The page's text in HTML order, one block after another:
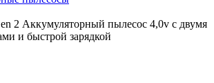
2 Аккумуляторный пылесос 4,0v с двумя
и быстрой зарядкой